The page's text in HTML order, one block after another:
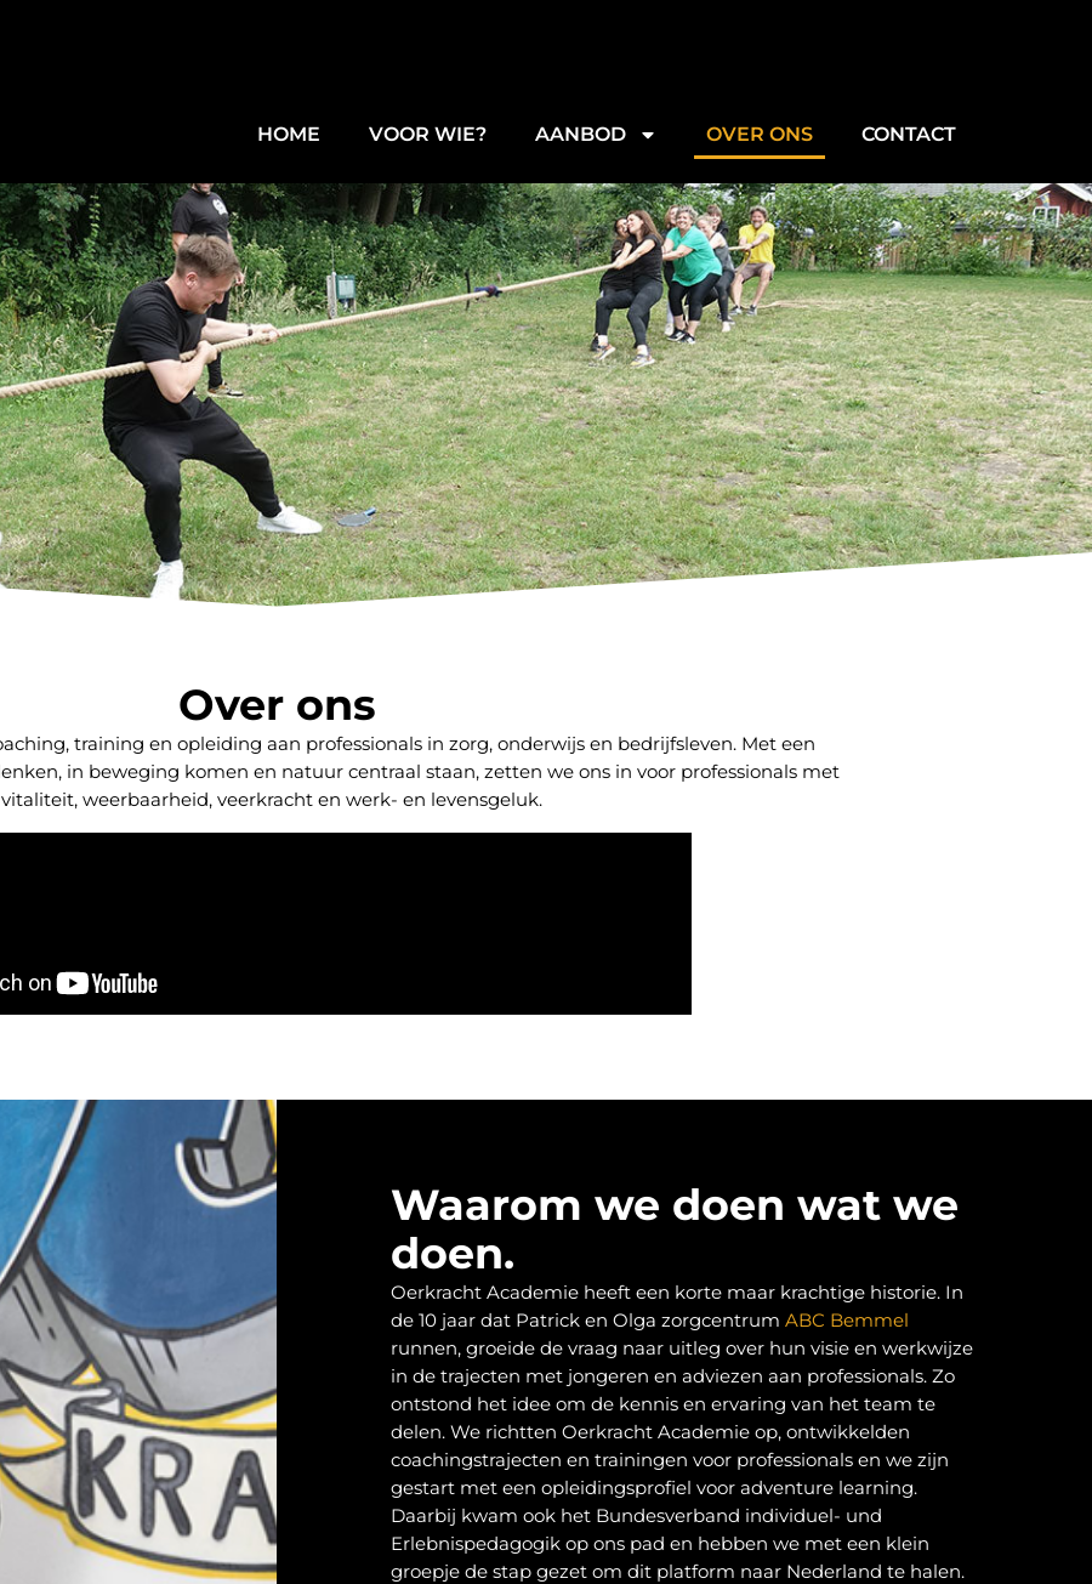
HOME VOOR WIE? AANBOD OVER ONS CONTACT
Over ons
training en opleiding aan professionals in zorg, onderwijs en bedrijfsleven. Met een
in beweging komen en natuur centraal staan, zetten we ons in voor professionals met
vitaliteit, weerbaarheid, veerkracht en werk- en levensgeluk.
Waarom we doen wat we
doen.
Oerkracht Academie heeft een korte maar krachtige historie. In
de 10 jaar dat Patrick en Olga zorgcentrumABC Bemmel
runnen, groeide de vraag naar uitleg over hun visie en werkwijze
in de trajecten met jongeren en adviezen aan professionals. Zo
ontstond het idee om de kennis en ervaring van het team te
delen. We richtten Oerkracht Academie op, ontwikkelden
coachingstrajecten en trainingen voor professionals en we zijn
gestart met een opleidingsprofiel voor adventure learning.
Daarbij kwam ook het Bundesverband individuel- und
Erlebnispedagogik op ons pad en hebben we met een klein
groepje de stap gezet om dit platform naar Nederland te halen.